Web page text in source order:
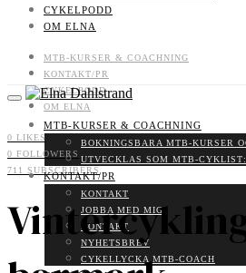
CYKELPODD
OM ELNA
MTB-KURSER & COACHNING
KONTAKT/PR
CYKELPODD
OM ELNA
0 LIKES
0 FOLLOWERS
711
SUBSCRIBERS
MTB-KURSER & COACHNING
BOKNINGSBARA MTB-KURSER
UTVECKLAS SOM MTB-
KONTAKT/PR
KONTAKT
JOBBA MED MIG
KONTAKT
NYHETSBREV
CYKELLYCKA MTB-COACH